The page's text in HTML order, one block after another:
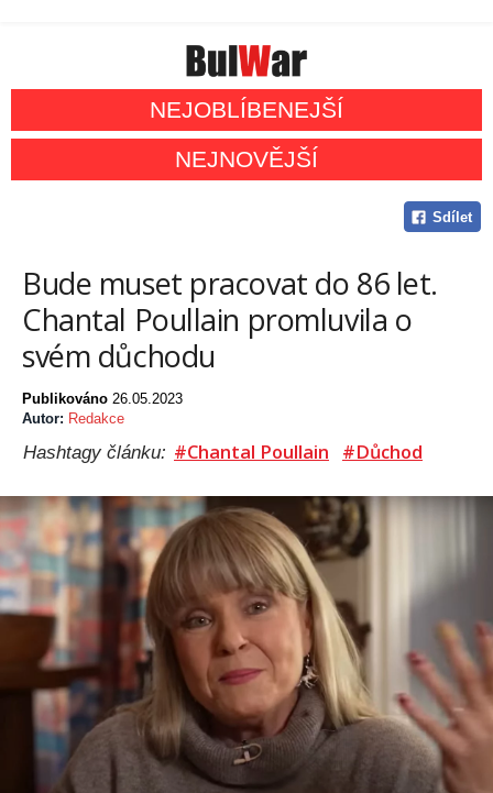
NEJOBLÍBENEJŠÍ
NEJNOVĚJŠÍ
Sdílet
Bude muset pracovat do 86 let.
Chantal Poullain promluvila o
svém důchodu
Publikováno 26.05.2023
Autor: Redakce
Hashtagy článku: #Chantal Poullain #Důchod